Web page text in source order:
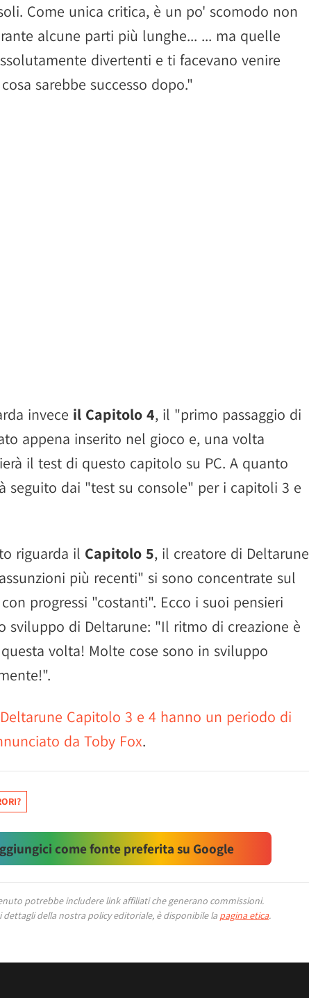
Come unica critica, è un po' scomodo non
alcune parti più lunghe... ... ma quelle
divertenti e ti facevano venire
sarebbe successo dopo."
invece il Capitolo 4, il "primo passaggio di
appena inserito nel gioco e, una volta
il test di questo capitolo su PC. A quanto
seguito dai "test su console" per i capitoli 3 e
riguarda il Capitolo 5, il creatore di Deltarune
più recenti" si sono concentrate sul
progressi "costanti". Ecco i suoi pensieri
sviluppo di Deltarune: "Il ritmo di creazione è
volta! Molte cose sono in sviluppo
Deltarune Capitolo 3 e 4 hanno un periodo di
da Toby Fox.
come fonte preferita su Google
potrebbe includere link affiliati che generano commissioni.
dettagli della nostra policy editoriale, è disponibile la pagina etica.